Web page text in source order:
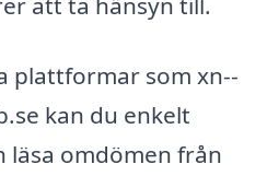
plattformar som xn--
kan du enkelt
omdömen från